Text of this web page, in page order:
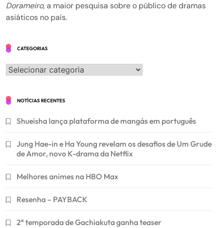
Dorameiro, a maior pesquisa sobre o público de dramas
asiáticos no país.
CATEGORIAS
Categorias
NOTÍCIAS RECENTES
Shueisha lança plataforma de mangás em português
Jung Hae-in e Ha Young revelam os desafios de Um Grude
de Amor, novo K-drama da Netflix
Melhores animes na HBO Max
Resenha – PAYBACK
2ª temporada de Gachiakuta ganha teaser